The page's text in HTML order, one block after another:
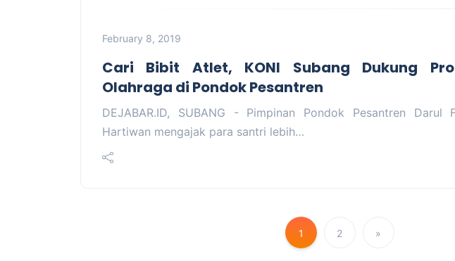
February 8, 2019
Cari Bibit Atlet, KONI Subang Dukung
Olahraga di Pondok Pesantren
DEJABAR.ID, SUBANG - Pimpinan Pondok Pesantren Darul
Hartiwan mengajak para santri lebih…
1 2 »